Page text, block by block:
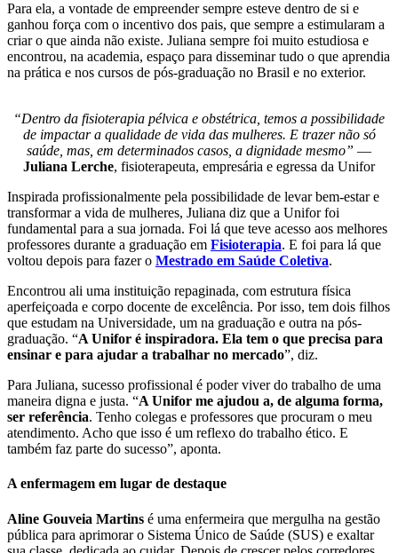
Para ela, a vontade de empreender sempre esteve dentro de si e
ganhou força com o incentivo dos pais, que sempre a estimularam a
criar o que ainda não existe. Juliana sempre foi muito estudiosa e
encontrou, na academia, espaço para disseminar tudo o que aprendia
na prática e nos cursos de pós-graduação no Brasil e no exterior.
“Dentro da fisioterapia pélvica e obstétrica, temos a possibilidade
de impactar a qualidade de vida das mulheres. E trazer não só
saúde, mas, em determinados casos, a dignidade mesmo” —
Juliana Lerche, fisioterapeuta, empresária e egressa da Unifor
Inspirada profissionalmente pela possibilidade de levar bem-estar e
transformar a vida de mulheres, Juliana diz que a Unifor foi
fundamental para a sua jornada. Foi lá que teve acesso aos melhores
professores durante a graduação em Fisioterapia. E foi para lá que
voltou depois para fazer o Mestrado em Saúde Coletiva.
Encontrou ali uma instituição repaginada, com estrutura física
aperfeiçoada e corpo docente de excelência. Por isso, tem dois filhos
que estudam na Universidade, um na graduação e outra na pós-
graduação. “A Unifor é inspiradora. Ela tem o que precisa para
ensinar e para ajudar a trabalhar no mercado”, diz.
Para Juliana, sucesso profissional é poder viver do trabalho de uma
maneira digna e justa. “A Unifor me ajudou a, de alguma forma,
ser referência. Tenho colegas e professores que procuram o meu
atendimento. Acho que isso é um reflexo do trabalho ético. E
também faz parte do sucesso”, aponta.
A enfermagem em lugar de destaque
Aline Gouveia Martins é uma enfermeira que mergulha na gestão
pública para aprimorar o Sistema Único de Saúde (SUS) e exaltar